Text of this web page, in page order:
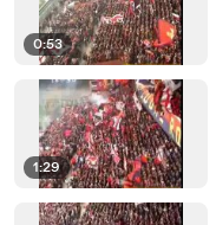
0:53
1:29